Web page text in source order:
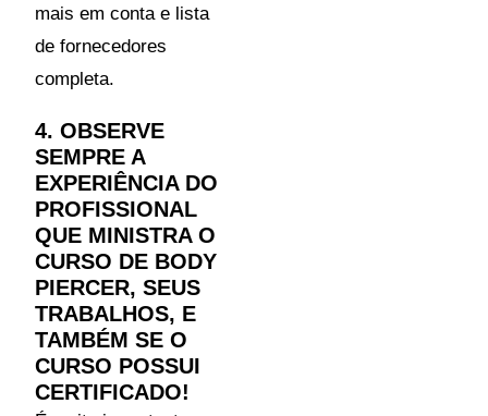
mais em conta e lista
de fornecedores
completa.
4. OBSERVE
SEMPRE A
EXPERIÊNCIA DO
PROFISSIONAL
QUE MINISTRA O
CURSO DE BODY
PIERCER, SEUS
TRABALHOS, E
TAMBÉM SE O
CURSO POSSUI
CERTIFICADO!